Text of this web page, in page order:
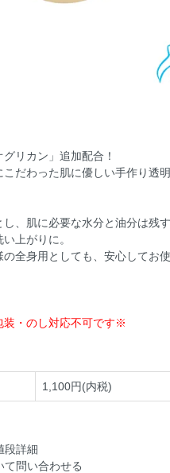
リカン」追加配合！
だわった肌に優しい手作り透
、肌に必要な水分と油分は残
上がりに。
全身用としても、安心してお
・のし対応不可です※
1,100円(内税)
段詳細
て問い合わせる